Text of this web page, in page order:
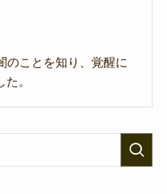
のことを知り、覚醒に
。